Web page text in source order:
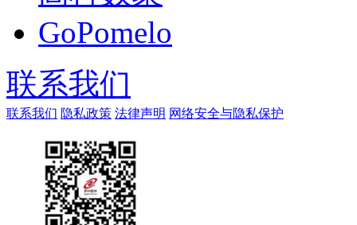
GoPomelo
联系我们
联系我们 隐私政策 法律声明 网络安全与隐私保护